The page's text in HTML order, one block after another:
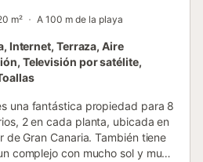
m² A 100 m de la playa
Internet, Terraza, Aire
Televisión por satélite,
una fantástica propiedad para 8
2 en cada planta, ubicada en
de Gran Canaria. También tiene
complejo con mucho sol y muy